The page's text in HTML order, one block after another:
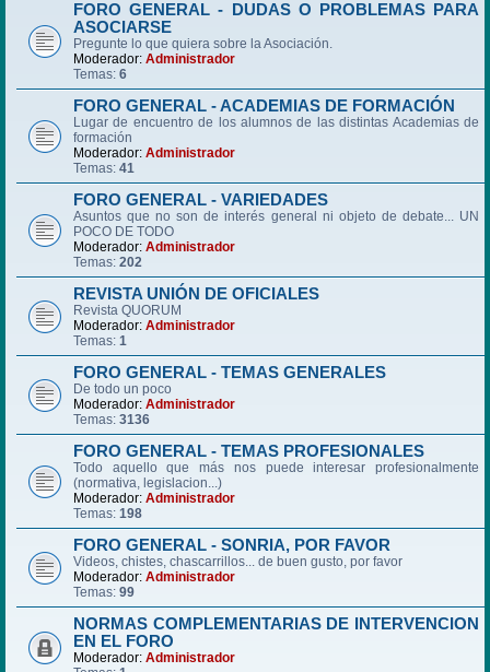
FORO GENERAL - DUDAS O PROBLEMAS PARA
ASOCIARSE
Pregunte lo que quiera sobre la Asociación.
Moderador: Administrador
Temas: 6
FORO GENERAL - ACADEMIAS DE FORMACIÓN
Lugar de encuentro de los alumnos de las distintas Academias de
formación
Moderador: Administrador
Temas: 41
FORO GENERAL - VARIEDADES
Asuntos que no son de interés general ni objeto de debate... UN
POCO DE TODO
Moderador: Administrador
Temas: 202
REVISTA UNIÓN DE OFICIALES
Revista QUORUM
Moderador: Administrador
Temas: 1
FORO GENERAL - TEMAS GENERALES
De todo un poco
Moderador: Administrador
Temas: 3136
FORO GENERAL - TEMAS PROFESIONALES
Todo aquello que más nos puede interesar profesionalmente
(normativa, legislacion...)
Moderador: Administrador
Temas: 198
FORO GENERAL - SONRIA, POR FAVOR
Videos, chistes, chascarrillos... de buen gusto, por favor
Moderador: Administrador
Temas: 99
NORMAS COMPLEMENTARIAS DE INTERVENCION
EN EL FORO
Moderador: Administrador